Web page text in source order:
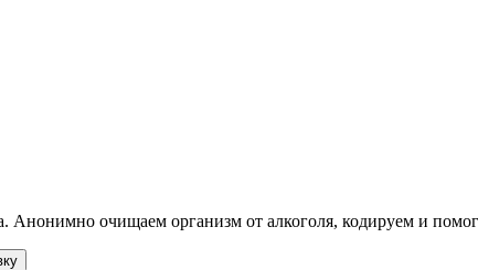
Анонимно очищаем организм от алкоголя, кодируем и